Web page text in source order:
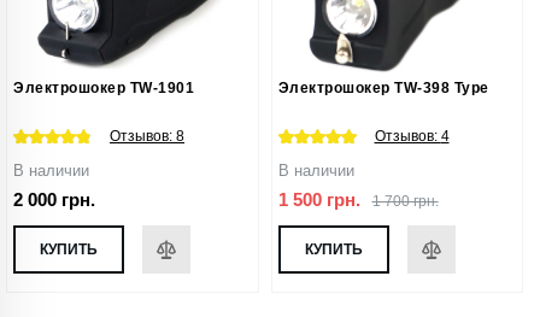
Электрошокер TW-1901
Отзывов: 8
В наличии
2 000 грн.
КУПИТЬ
Электрошокер TW-398 Type
Отзывов: 4
В наличии
1 500 грн. 1 700 грн.
КУПИТЬ